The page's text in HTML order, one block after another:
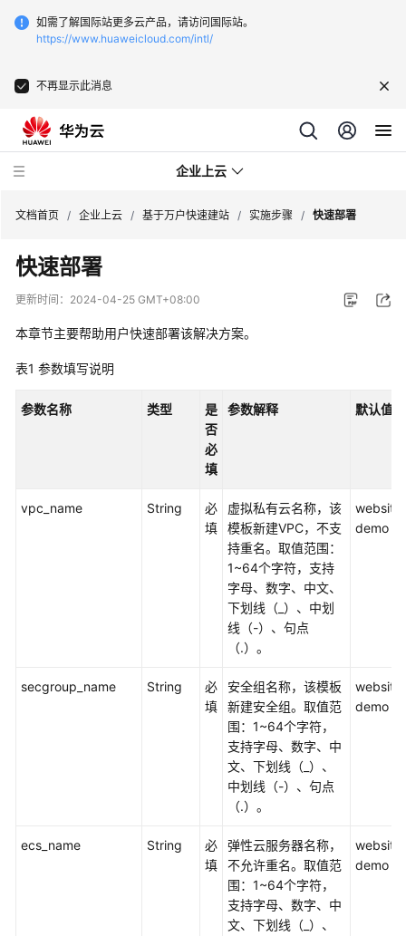
如需了解国际站更多云产品，请访问国际站。
https://www.huaweicloud.com/intl/
不再显示此消息
企业上云
SAP
监
下
加
数
用
文档首页 / 企业上云 / 基于万户快速建站 / 实施步骤 / 快速部署
快速部署
更新时间： 2024-04-25 GMT+08:00
本章节主要帮助用户快速部署该解决方案。
表1 参数填写说明
参数名称 类型
是
否
必
填
参数解释 默认值
vpc_name String
必
填
虚拟私有云名称，该
模板新建VPC，不支
持重名。取值范围：
1~64个字符，支持
字母、数字、中文、
下划线（_）、中划
线（-）、句点
（.）。
demo
secgroup_name String
必
填
安全组名称，该模板
新建安全组。取值范
围：1~64个字符，
支持字母、数字、中
文、下划线（_）、
中划线（-）、句点
（.）。
demo
ecs_name String
必
填
弹性云服务器名称，
不允许重名。取值范
围：1~64个字符，
支持字母、数字、中
文、下划线（_）、
demo